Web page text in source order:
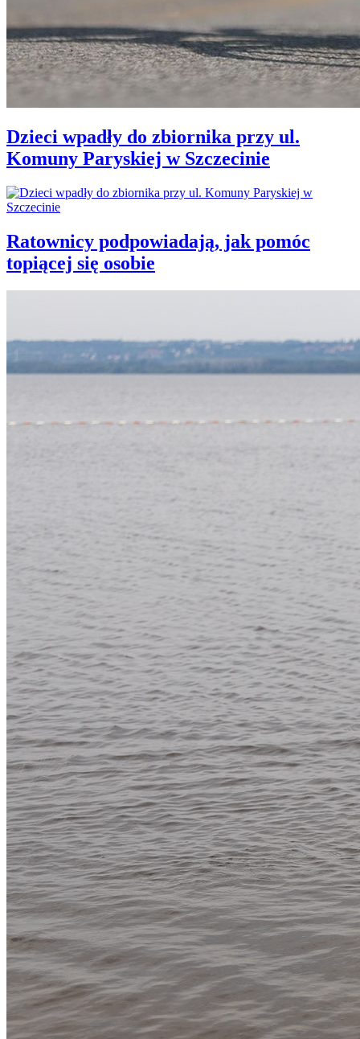
Dzieci wpadły do zbiornika przy ul.
Komuny Paryskiej w Szczecinie
Ratownicy podpowiadają, jak pomóc
topiącej się osobie